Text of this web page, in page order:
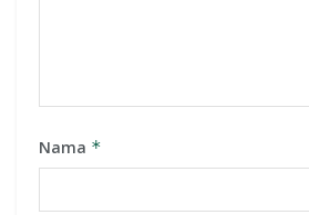
Nama *